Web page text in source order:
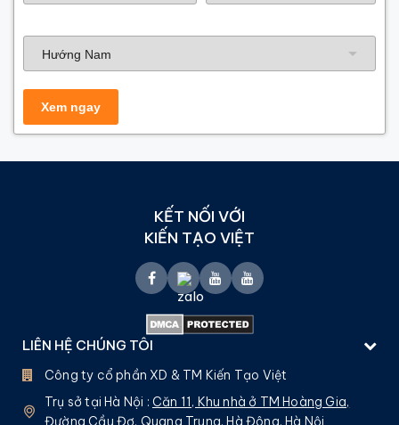
KẾT NỐI VỚI
KIẾN TẠO VIỆT
LIÊN HỆ CHÚNG TÔI
Công ty cổ phần XD & TM Kiến Tạo Việt
Trụ sở tại Hà Nội : Căn 11, Khu nhà ở TM Hoàng Gia,
Đường Cầu Đơ, Quang Trung, Hà Đông, Hà Nội